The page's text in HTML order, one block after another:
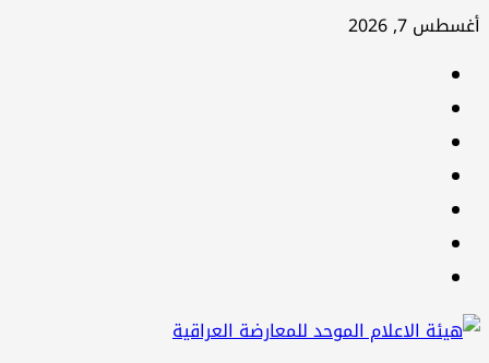
تخطي
أغسطس 7, 2026